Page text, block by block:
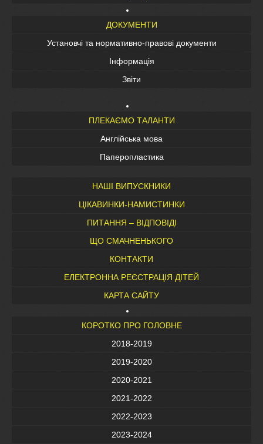
ДОКУМЕНТИ
Установчі та нормативно-правові документи
Інформація
Звіти
ПЛЕКАЄМО ТАЛАНТИ
Англійська мова
Паперопластика
НАШІ ВИПУСКНИКИ
ЦІКАВИНКИ-НАМИСТИНКИ
ПИТАННЯ – ВІДПОВІДІ
ЩО СМАЧНЕНЬКОГО
КОНТАКТИ
ЕЛЕКТРОННА РЕЄСТРАЦІЯ ДІТЕЙ
КАРТА САЙТУ
КОРОТКО ПРО ГОЛОВНЕ
2018-2019
2019-2020
2020-2021
2021-2022
2022-2023
2023-2024